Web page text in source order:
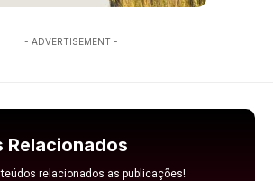
- ADVERTISEMENT -
Relacionados
relacionados as publicações!